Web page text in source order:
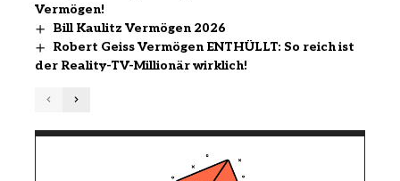
Vermögen!
Bill Kaulitz Vermögen 2026
Robert Geiss Vermögen ENTHÜLLT: So reich ist
der Reality-TV-Millionär wirklich!